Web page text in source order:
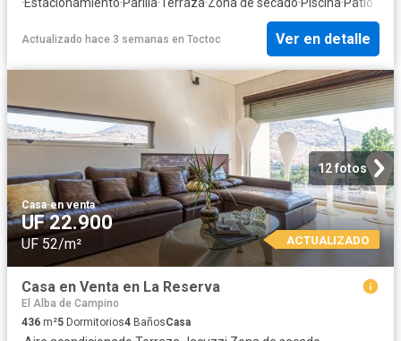
Actualizado hace 3 semanas en Toctoc Ver en detalle
12 fotos
Casa·en venta
UF 22.900
UF 52/m² ACTUALIZADO
Casa en Venta en La Reserva
El Alba de Campino
436 m²5 Dormitorios4 BañosCasa